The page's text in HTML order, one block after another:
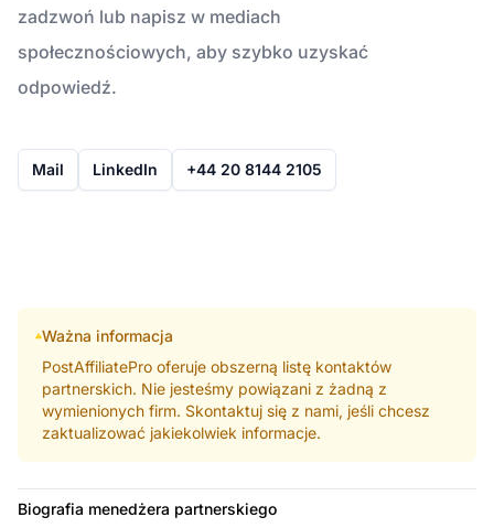
zadzwoń lub napisz w mediach
społecznościowych, aby szybko uzyskać
odpowiedź.
Mail LinkedIn +44 20 8144 2105
Ważna informacja
PostAffiliatePro oferuje obszerną listę kontaktów
partnerskich. Nie jesteśmy powiązani z żadną z
wymienionych firm. Skontaktuj się z nami, jeśli chcesz
zaktualizować jakiekolwiek informacje.
Biografia menedżera partnerskiego